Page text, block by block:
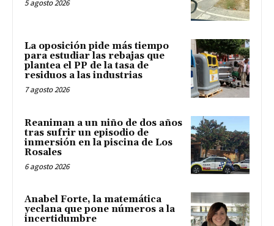
5 agosto 2026
La oposición pide más tiempo
para estudiar las rebajas que
plantea el PP de la tasa de
residuos a las industrias
7 agosto 2026
Reaniman a un niño de dos años
tras sufrir un episodio de
inmersión en la piscina de Los
Rosales
6 agosto 2026
Anabel Forte, la matemática
yeclana que pone números a la
incertidumbre